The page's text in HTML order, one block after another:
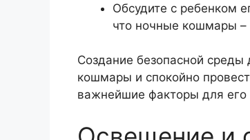
Обсудите с ребенком
что ночные кошмары –
Создание безопасной
кошмары и спокойно
важнейшие факторы для его